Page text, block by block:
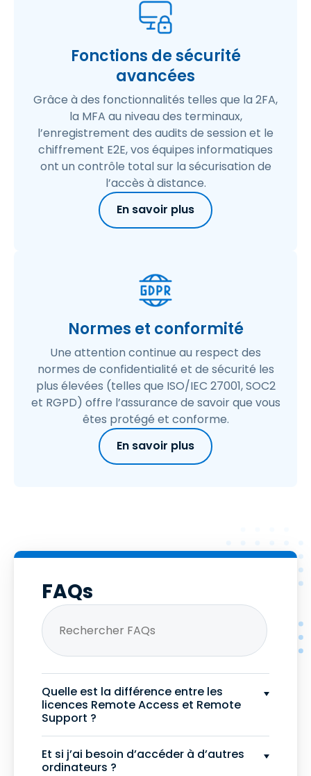
Fonctions de sécurité
avancées
Grâce à des fonctionnalités telles que la 2FA,
la MFA au niveau des terminaux,
l’enregistrement des audits de session et le
chiffrement E2E, vos équipes informatiques
ont un contrôle total sur la sécurisation de
l’accès à distance.
En savoir plus
Normes et conformité
Une attention continue au respect des
normes de confidentialité et de sécurité les
plus élevées (telles que ISO/IEC 27001, SOC2
et RGPD) offre l’assurance de savoir que vous
êtes protégé et conforme.
En savoir plus
FAQs
Quelle est la différence entre les
licences Remote Access et Remote
Support ?
Et si j’ai besoin d’accéder à d’autres
ordinateurs ?